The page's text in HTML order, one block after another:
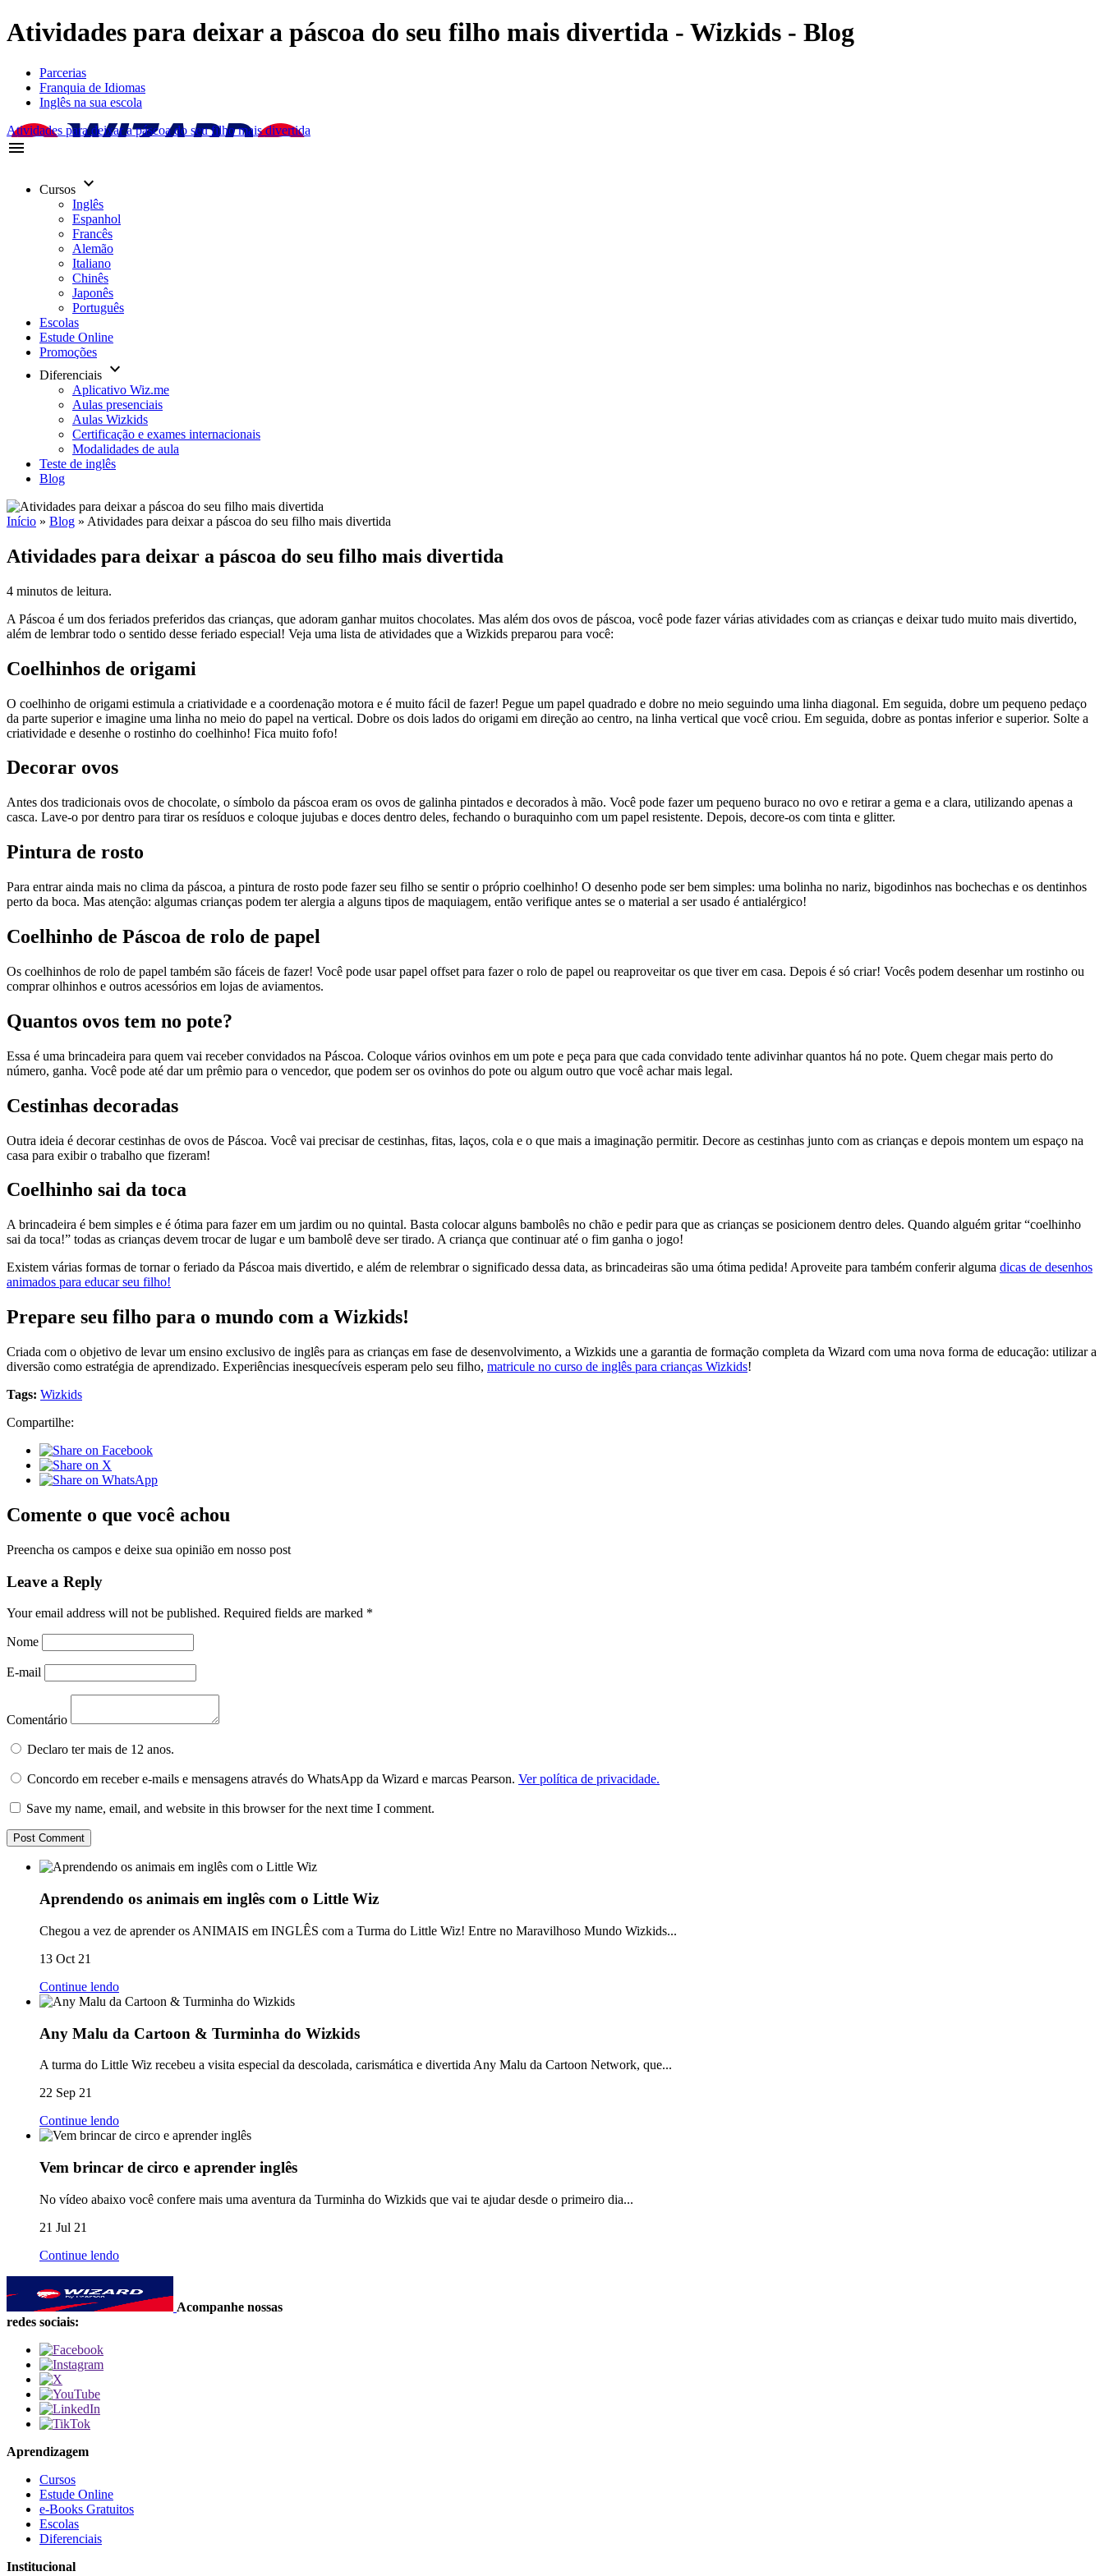
Atividades para deixar a páscoa do seu filho mais divertida - Wizkids - Blog
Parcerias
Franquia de Idiomas
Inglês na sua escola
Atividades para deixar a páscoa do seu filho mais divertida
menu
Cursos keyboard_arrow_down
Inglês
Espanhol
Francês
Alemão
Italiano
Chinês
Japonês
Português
Escolas
Estude Online
Promoções
Diferenciais keyboard_arrow_down
Aplicativo Wiz.me
Aulas presenciais
Aulas Wizkids
Certificação e exames internacionais
Modalidades de aula
Teste de inglês
Blog
Início » Blog » Atividades para deixar a páscoa do seu filho mais divertida
Atividades para deixar a páscoa do seu filho mais divertida
4 minutos de leitura.
A Páscoa é um dos feriados preferidos das crianças, que adoram ganhar muitos chocolates. Mas além dos ovos de páscoa, você pode fazer várias atividades com as crianças e deixar tudo muito mais divertido,
além de lembrar todo o sentido desse feriado especial! Veja uma lista de atividades que a Wizkids preparou para você:
Coelhinhos de origami
O coelhinho de origami estimula a criatividade e a coordenação motora e é muito fácil de fazer! Pegue um papel quadrado e dobre no meio seguindo uma linha diagonal. Em seguida, dobre um pequeno pedaço
da parte superior e imagine uma linha no meio do papel na vertical. Dobre os dois lados do origami em direção ao centro, na linha vertical que você criou. Em seguida, dobre as pontas inferior e superior. Solte a
criatividade e desenhe o rostinho do coelhinho! Fica muito fofo!
Decorar ovos
Antes dos tradicionais ovos de chocolate, o símbolo da páscoa eram os ovos de galinha pintados e decorados à mão. Você pode fazer um pequeno buraco no ovo e retirar a gema e a clara, utilizando apenas a
casca. Lave-o por dentro para tirar os resíduos e coloque jujubas e doces dentro deles, fechando o buraquinho com um papel resistente. Depois, decore-os com tinta e glitter.
Pintura de rosto
Para entrar ainda mais no clima da páscoa, a pintura de rosto pode fazer seu filho se sentir o próprio coelhinho! O desenho pode ser bem simples: uma bolinha no nariz, bigodinhos nas bochechas e os dentinhos
perto da boca. Mas atenção: algumas crianças podem ter alergia a alguns tipos de maquiagem, então verifique antes se o material a ser usado é antialérgico!
Coelhinho de Páscoa de rolo de papel
Os coelhinhos de rolo de papel também são fáceis de fazer! Você pode usar papel offset para fazer o rolo de papel ou reaproveitar os que tiver em casa. Depois é só criar! Vocês podem desenhar um rostinho ou
comprar olhinhos e outros acessórios em lojas de aviamentos.
Quantos ovos tem no pote?
Essa é uma brincadeira para quem vai receber convidados na Páscoa. Coloque vários ovinhos em um pote e peça para que cada convidado tente adivinhar quantos há no pote. Quem chegar mais perto do
número, ganha. Você pode até dar um prêmio para o vencedor, que podem ser os ovinhos do pote ou algum outro que você achar mais legal.
Cestinhas decoradas
Outra ideia é decorar cestinhas de ovos de Páscoa. Você vai precisar de cestinhas, fitas, laços, cola e o que mais a imaginação permitir. Decore as cestinhas junto com as crianças e depois montem um espaço na
casa para exibir o trabalho que fizeram!
Coelhinho sai da toca
A brincadeira é bem simples e é ótima para fazer em um jardim ou no quintal. Basta colocar alguns bambolês no chão e pedir para que as crianças se posicionem dentro deles. Quando alguém gritar “coelhinho
sai da toca!” todas as crianças devem trocar de lugar e um bambolê deve ser tirado. A criança que continuar até o fim ganha o jogo!
Existem várias formas de tornar o feriado da Páscoa mais divertido, e além de relembrar o significado dessa data, as brincadeiras são uma ótima pedida! Aproveite para também conferir alguma dicas de desenhos
animados para educar seu filho!
Prepare seu filho para o mundo com a Wizkids!
Criada com o objetivo de levar um ensino exclusivo de inglês para as crianças em fase de desenvolvimento, a Wizkids une a garantia de formação completa da Wizard com uma nova forma de educação: utilizar a
diversão como estratégia de aprendizado. Experiências inesquecíveis esperam pelo seu filho, matricule no curso de inglês para crianças Wizkids!
Tags: Wizkids
Compartilhe:
Comente o que você achou
Preencha os campos e deixe sua opinião em nosso post
Leave a Reply
Your email address will not be published. Required fields are marked *
Nome
E-mail
Comentário
Declaro ter mais de 12 anos.
Concordo em receber e-mails e mensagens através do WhatsApp da Wizard e marcas Pearson. Ver política de privacidade.
Save my name, email, and website in this browser for the next time I comment.
Aprendendo os animais em inglês com o Little Wiz
Chegou a vez de aprender os ANIMAIS em INGLÊS com a Turma do Little Wiz! Entre no Maravilhoso Mundo Wizkids...
13 Oct 21
Continue lendo
Any Malu da Cartoon & Turminha do Wizkids
A turma do Little Wiz recebeu a visita especial da descolada, carismática e divertida Any Malu da Cartoon Network, que...
22 Sep 21
Continue lendo
Vem brincar de circo e aprender inglês
No vídeo abaixo você confere mais uma aventura da Turminha do Wizkids que vai te ajudar desde o primeiro dia...
21 Jul 21
Continue lendo
Acompanhe nossas
redes sociais:
Aprendizagem
Cursos
Estude Online
e-Books Gratuitos
Escolas
Diferenciais
Institucional